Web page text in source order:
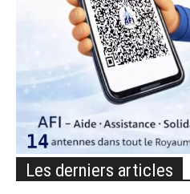
Les derniers articles